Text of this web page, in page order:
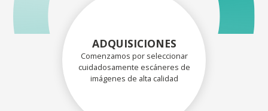
ADQUISICIONES
Comenzamos por seleccionar
cuidadosamente escáneres de
imágenes de alta calidad